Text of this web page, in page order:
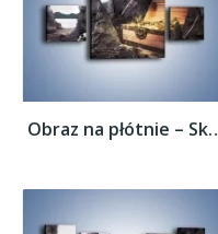
Obraz na płótnie